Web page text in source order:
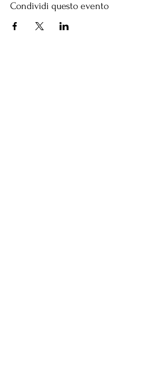
Condividi questo evento